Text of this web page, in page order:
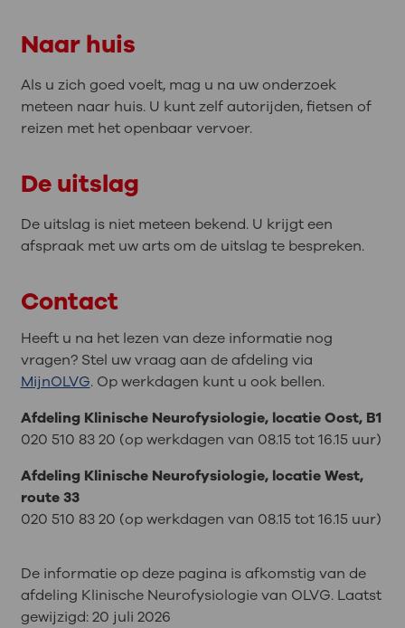
Naar huis
Als u zich goed voelt, mag u na uw onderzoek
meteen naar huis. U kunt zelf autorijden, fietsen of
reizen met het openbaar vervoer.
De uitslag
De uitslag is niet meteen bekend. U krijgt een
afspraak met uw arts om de uitslag te bespreken.
Contact
Heeft u na het lezen van deze informatie nog
vragen? Stel uw vraag aan de afdeling via
MijnOLVG. Op werkdagen kunt u ook bellen.
Afdeling Klinische Neurofysiologie, locatie Oost, B1
020 510 83 20 (op werkdagen van 08.15 tot 16.15 uur)
Afdeling Klinische Neurofysiologie, locatie West,
route 33
020 510 83 20 (op werkdagen van 08.15 tot 16.15 uur)
De informatie op deze pagina is afkomstig van de
afdeling Klinische Neurofysiologie van OLVG. Laatst
gewijzigd:20 juli 2026